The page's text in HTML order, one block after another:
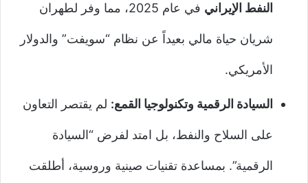
النفط الإيراني في عام 2025، مما وفر لطهران
شريان حياة مالي بعيداً عن نظام “سويفت” والدولار
الأمريكي.
السيادة الرقمية وتكنولوجيا القمع: لم يقتصر التعاون
على السلاح والنفط، بل امتد لفرض “السيادة
الرقمية”. بمساعدة تقنيات صينية وروسية، أطلقت